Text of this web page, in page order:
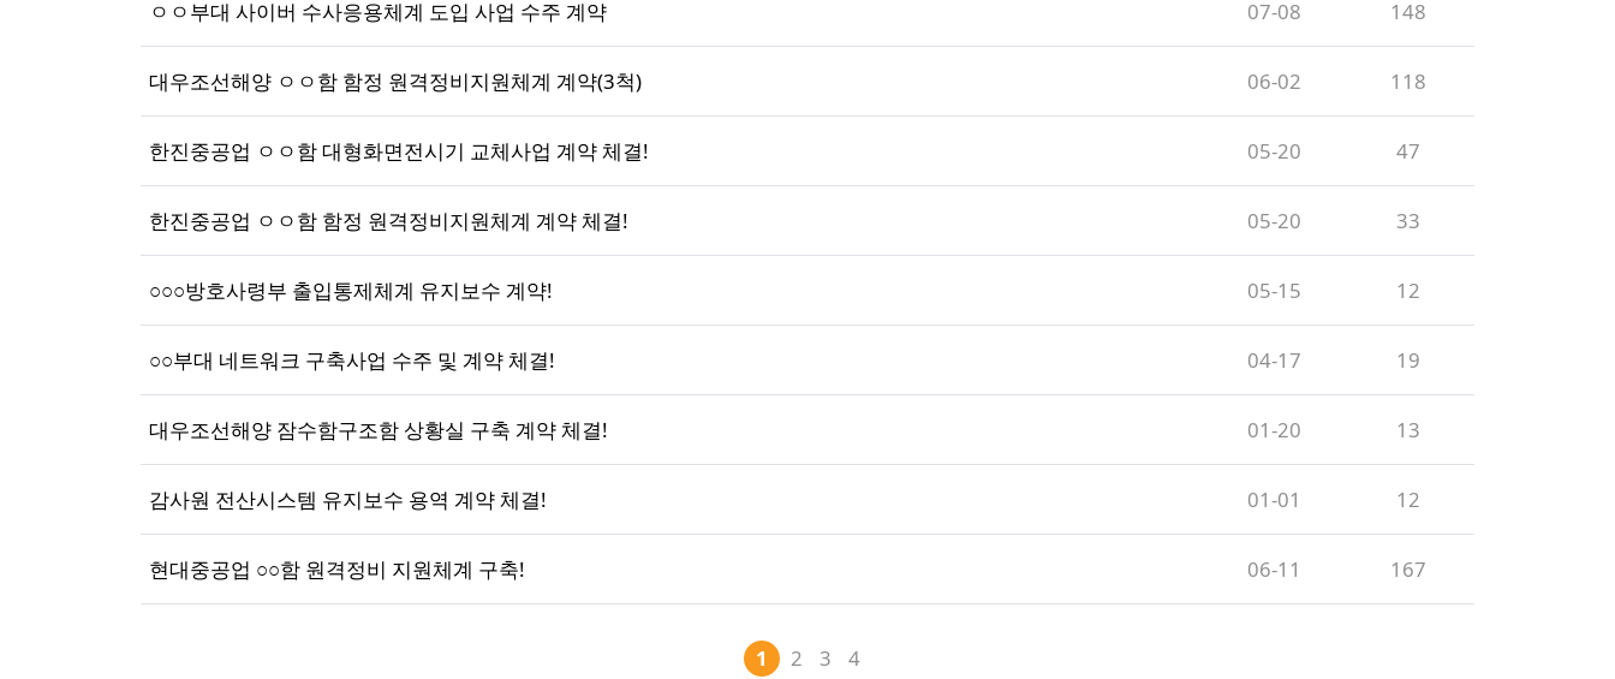
ㅇㅇ부대 사이버 수사응용체계 도입 사업 수주 계약 07-08 148
대우조선해양 ㅇㅇ함 함정 원격정비지원체계 계약(3척) 06-02 118
한진중공업 ㅇㅇ함 대형화면전시기 교체사업 계약 체결! 05-20 47
한진중공업 ㅇㅇ함 함정 원격정비지원체계 계약 체결! 05-20 33
○○○방호사령부 출입통제체계 유지보수 계약! 05-15 12
○○부대 네트워크 구축사업 수주 및 계약 체결! 04-17 19
대우조선해양 잠수함구조함 상황실 구축 계약 체결! 01-20 13
감사원 전산시스템 유지보수 용역 계약 체결! 01-01 12
현대중공업 ○○함 원격정비 지원체계 구축! 06-11 167
1 2 3 4